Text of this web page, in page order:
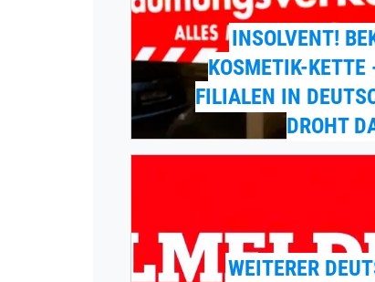
INSOLVENT!
KOSMETIK-KETTE
FILIALEN IN
DROHT
WEITERER